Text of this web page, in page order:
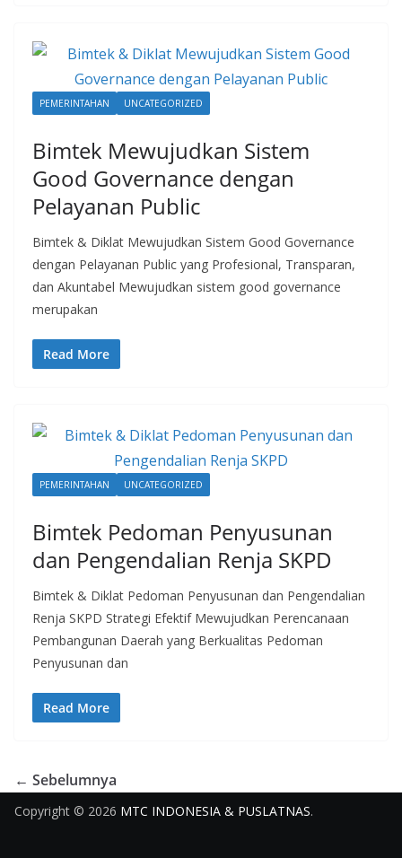
PEMERINTAHAN UNCATEGORIZED
Bimtek Mewujudkan Sistem
Good Governance dengan
Pelayanan Public
Bimtek & Diklat Mewujudkan Sistem Good Governance
dengan Pelayanan Public yang Profesional, Transparan,
dan Akuntabel Mewujudkan sistem good governance
merupakan
Read More
PEMERINTAHAN UNCATEGORIZED
Bimtek Pedoman Penyusunan
dan Pengendalian Renja SKPD
Bimtek & Diklat Pedoman Penyusunan dan Pengendalian
Renja SKPD Strategi Efektif Mewujudkan Perencanaan
Pembangunan Daerah yang Berkualitas Pedoman
Penyusunan dan
Read More
← Sebelumnya
Copyright © 2026 MTC INDONESIA & PUSLATNAS.